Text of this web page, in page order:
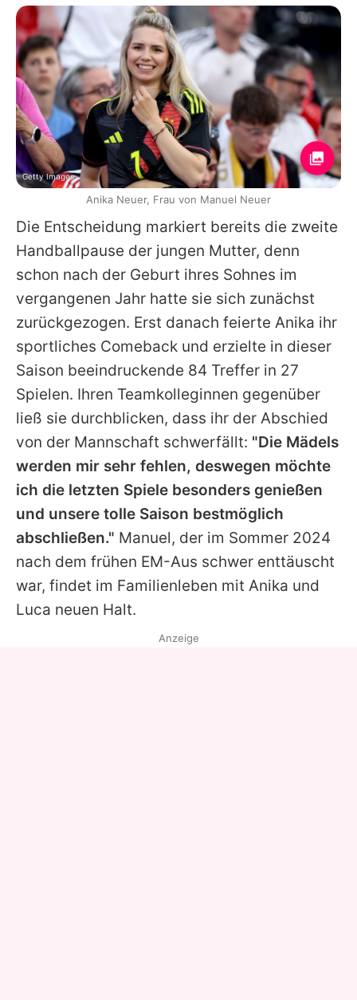
Die Entscheidung markiert bereits die zweite
Handballpause der jungen Mutter, denn
schon nach der Geburt ihres Sohnes im
vergangenen Jahr hatte sie sich zunächst
zurückgezogen. Erst danach feierte Anika ihr
sportliches Comeback und erzielte in dieser
Saison beeindruckende 84 Treffer in 27
Spielen. Ihren Teamkolleginnen gegenüber
ließ sie durchblicken, dass ihr der Abschied
von der Mannschaft schwerfällt: "Die Mädels
werden mir sehr fehlen, deswegen möchte
ich die letzten Spiele besonders genießen
und unsere tolle Saison bestmöglich
abschließen." Manuel, der im Sommer 2024
nach dem frühen EM-Aus schwer enttäuscht
war, findet im Familienleben mit Anika und
Luca neuen Halt.
Getty Images
Anika Neuer, Frau von Manuel Neuer
Anzeige